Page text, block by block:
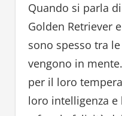
Quando si parla
Golden Retriever
sono spesso tra
vengono in
per il loro
loro intelligenza